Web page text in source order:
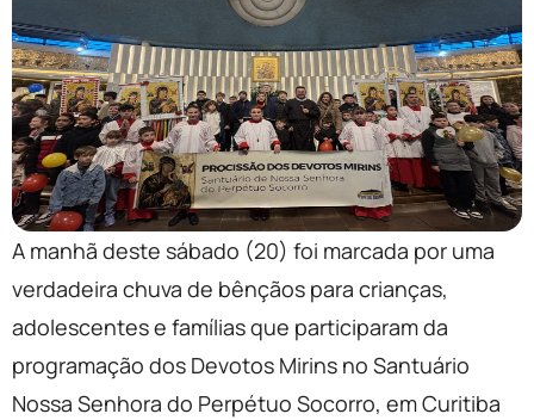
A manhã deste sábado (20) foi marcada por uma
verdadeira chuva de bênçãos para crianças,
adolescentes e famílias que participaram da
programação dos Devotos Mirins no Santuário
Nossa Senhora do Perpétuo Socorro, em Curitiba